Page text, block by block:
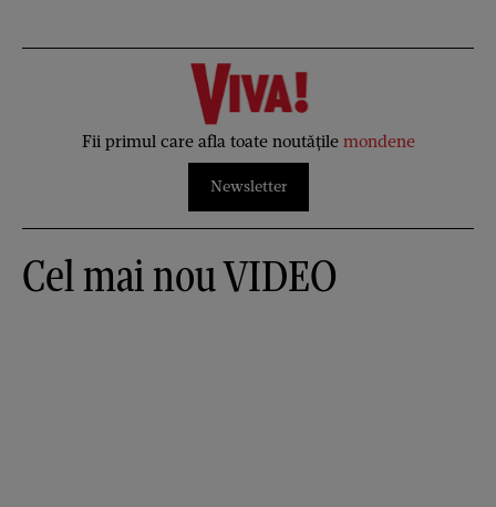
Fii primul care afla toate noutățile mondene
Newsletter
Cel mai nou VIDEO